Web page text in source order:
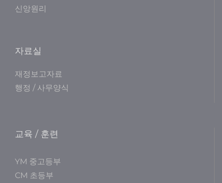
신앙원리
자료실
재정보고자료
행정 / 사무양식
교육 / 훈련
YM 중고등부
CM 초등부